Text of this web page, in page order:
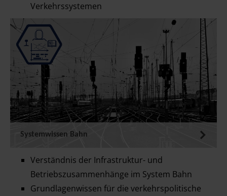
Verkehrssystemen
Systemwissen Bahn
Verständnis der Infrastruktur- und
Betriebszusammenhänge im System Bahn
Grundlagenwissen für die verkehrspolitische